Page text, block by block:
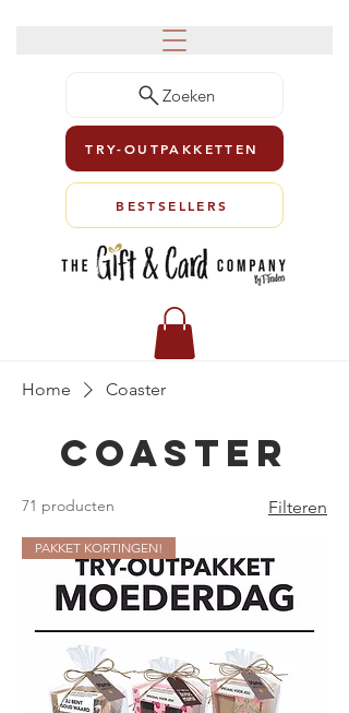
Zoeken
TRY-OUTPAKKETTEN
BESTSELLERS
Home Coaster
Coaster
71 producten Filteren
PAKKET KORTINGEN!